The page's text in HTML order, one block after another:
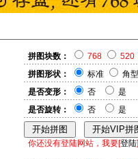
拼图块数： 768
520
拼图形状：
标准
角型
是否变形：
否
是
是否旋转：
否 是
你还没有登陆网站，我要[登陆